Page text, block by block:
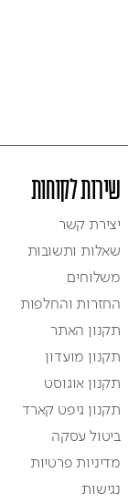
שירות לקוחות
יצירת קשר
שאלות ותשובות
משלוחים
החזרות והחלפות
תקנון האתר
תקנון מועדון
תקנון אוגוסט
תקנון גיפט קארד
ביטול עסקה
מדיניות פרטיות
נגישות